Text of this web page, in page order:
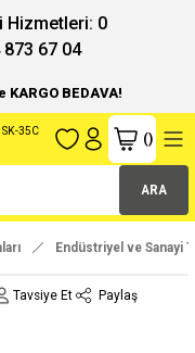
Hizmetleri: 0
873 67 04
BEDAVA!
ARA
()
Endüstriyel ve Sanayi
Tavsiye Et Paylaş